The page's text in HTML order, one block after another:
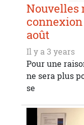
Nouvelles
connexion
août
Il y a 3 years
Pour une
ne sera plus
se